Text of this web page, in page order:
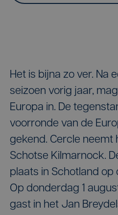
Het is bijna zo ver. Na
seizoen vorig jaar,
Europa in. De
voorronde van de
gekend. Cercle neemt
Schotse Kilmarnock.
plaats in Schotland op
Op donderdag 1
gast in het Jan